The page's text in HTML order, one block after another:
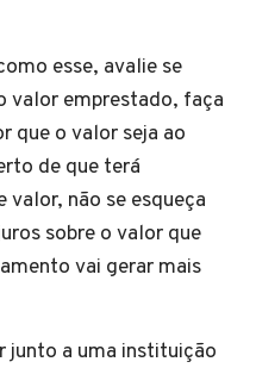
esse, avalie se
valor emprestado, faça
que o valor seja ao
de que terá
valor, não se esqueça
sobre o valor que
vai gerar mais
junto a uma instituição